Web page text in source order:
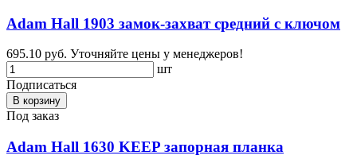
Adam Hall 1903 замок-захват средний с ключом
695.10 руб. Уточняйте цены у менеджеров!
шт
Подписаться
В корзину
Под заказ
Adam Hall 1630 KEEP запорная планка